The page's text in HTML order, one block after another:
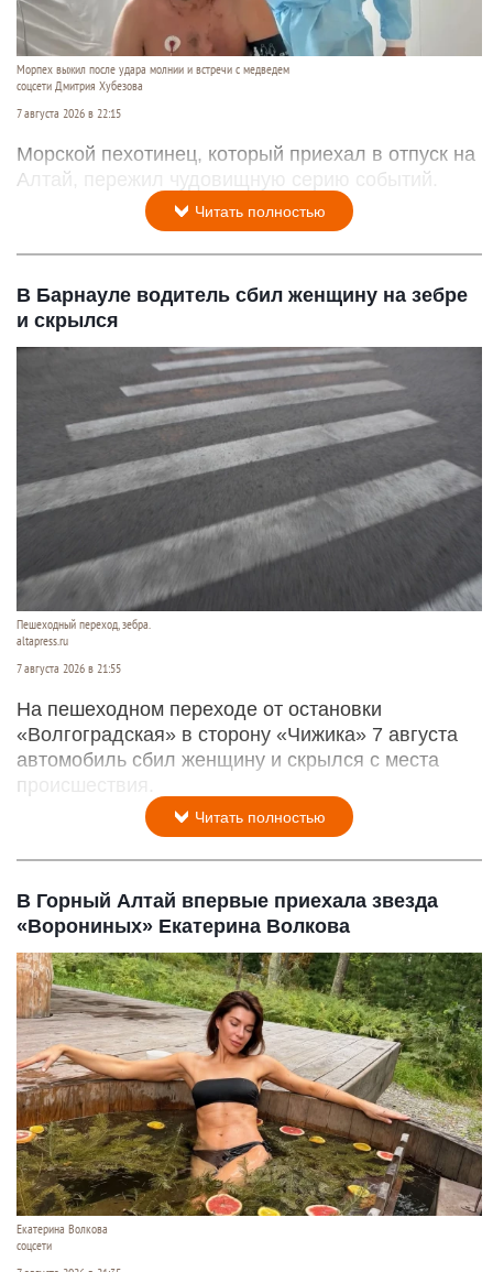
Морпех выжил после удара молнии и встречи с медведем
соцсети Дмитрия Хубезова
7 августа 2026 в 22:15
Морской пехотинец, который приехал в отпуск на
Алтай, пережил чудовищную серию событий.
Читать полностью
В Барнауле водитель сбил женщину на зебре
и скрылся
Пешеходный переход, зебра.
altapress.ru
7 августа 2026 в 21:55
На пешеходном переходе от остановки
«Волгоградская» в сторону «Чижика» 7 августа
автомобиль сбил женщину и скрылся с места
происшествия.
Читать полностью
В Горный Алтай впервые приехала звезда
«Ворониных» Екатерина Волкова
Екатерина Волкова
соцсети